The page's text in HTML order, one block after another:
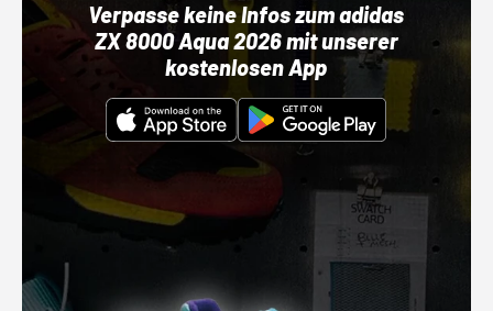
Verpasse keine Infos zum adidas
ZX 8000 Aqua 2026 mit unserer
kostenlosen App